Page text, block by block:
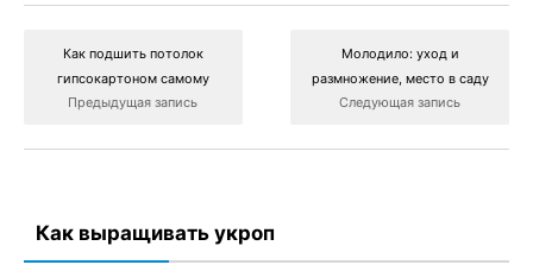
Как подшить потолок
гипсокартоном самому
Предыдущая запись
Молодило: уход и
размножение, место в саду
Следующая запись
Как выращивать укроп